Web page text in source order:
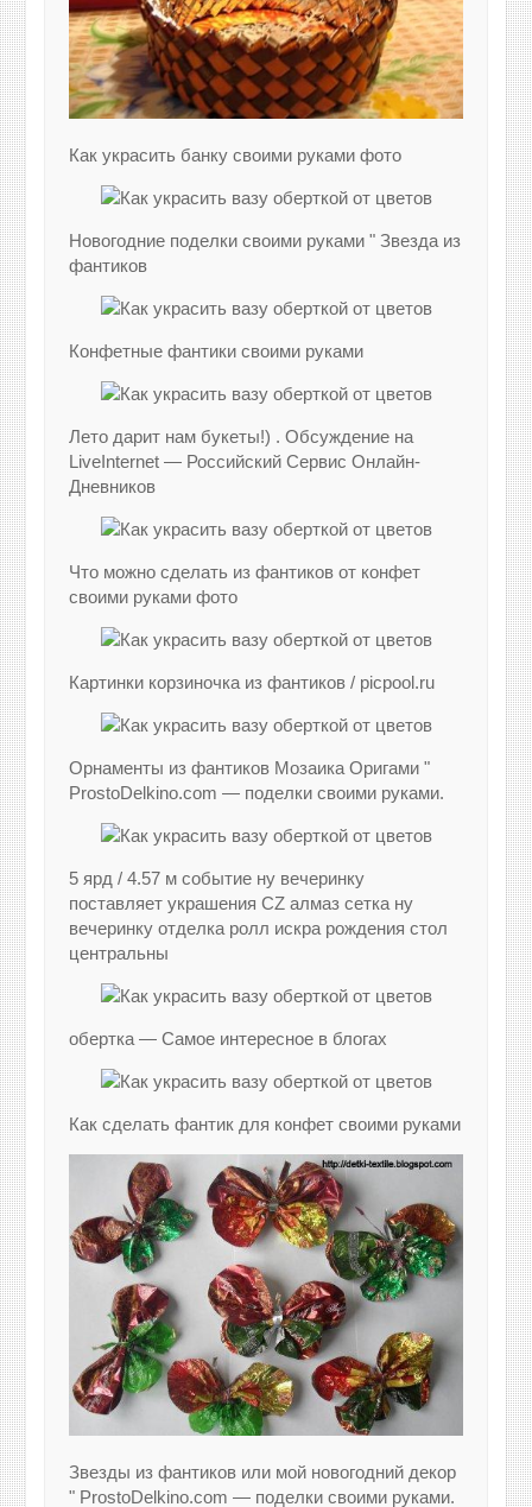
Как украсить банку своими руками фото
Новогодние поделки своими руками " Звезда из
фантиков
Конфетные фантики своими руками
Лето дарит нам букеты!) . Обсуждение на
LiveInternet — Российский Сервис Онлайн-
Дневников
Что можно сделать из фантиков от конфет
своими руками фото
Картинки корзиночка из фантиков / picpool.ru
Орнаменты из фантиков Мозаика Оригами "
ProstoDelkino.com — поделки своими руками.
5 ярд / 4.57 м событие ну вечеринку
поставляет украшения CZ алмаз сетка ну
вечеринку отделка ролл искра рождения стол
центральны
обертка — Самое интересное в блогах
Как сделать фантик для конфет своими руками
Звезды из фантиков или мой новогодний декор
" ProstoDelkino.com — поделки своими руками.